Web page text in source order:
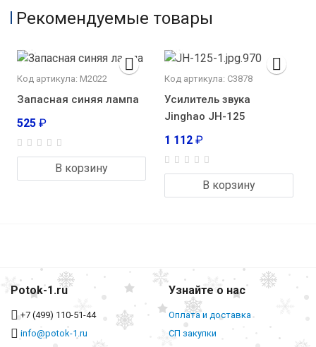
Рекомендуемые товары
Код артикула: М2022
Запасная синяя лампа
525 ₽
В корзину
Код артикула: С3878
Усилитель звука
Jinghao JH-125
1 112 ₽
В корзину
Potok-1.ru
+7 (499) 110-51-44
info@potok-1.ru
Узнайте о нас
Оплата и доставка
СП закупки